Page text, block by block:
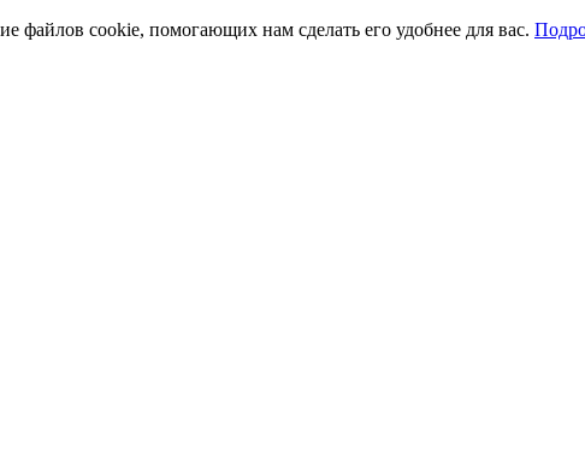
файлов cookie, помогающих нам сделать его удобнее для вас.